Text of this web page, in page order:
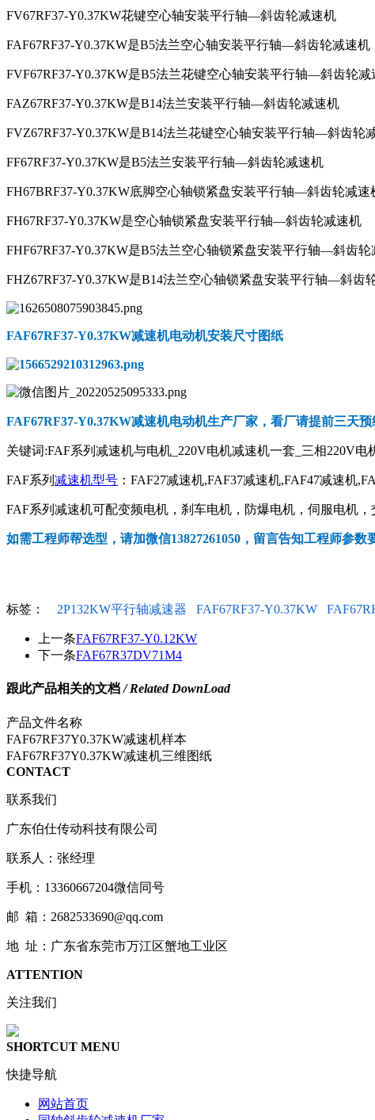
FV67RF37-Y0.37KW花键空心轴安装平行轴—斜齿轮减速机
FAF67RF37-Y0.37KW是B5法兰空心轴安装平行轴—斜齿轮减速机
FVF67RF37-Y0.37KW是B5法兰花键空心轴安装平行轴—斜齿轮减
FAZ67RF37-Y0.37KW是B14法兰安装平行轴—斜齿轮减速机
FVZ67RF37-Y0.37KW是B14法兰花键空心轴安装平行轴—斜齿轮
FF67RF37-Y0.37KW是B5法兰安装平行轴—斜齿轮减速机
FH67BRF37-Y0.37KW底脚空心轴锁紧盘安装平行轴—斜齿轮减速
FH67RF37-Y0.37KW是空心轴锁紧盘安装平行轴—斜齿轮减速机
FHF67RF37-Y0.37KW是B5法兰空心轴锁紧盘安装平行轴—斜齿轮
FHZ67RF37-Y0.37KW是B14法兰空心轴锁紧盘安装平行轴—斜齿
FAF67RF37-Y0.37KW减速机电动机安装尺寸图纸
FAF67RF37-Y0.37KW减速机电动机生产厂家，看厂请提前三天预
关键词:FAF系列减速机与电机_220V电机减速机一套_三相220V
FAF系列 减速机型号 ：FAF27减速机,FAF37减速机,FAF47减速机
FAF系列减速机可配变频电机，刹车电机，防爆电机，伺服电机
如需工程师帮选型，请加微信13827261050，留言告知工程师参数
标签： 2P132KW平行轴减速器 FAF67RF37-Y0.37KW
上一条FAF67RF37-Y0.12KW
下一条FAF67R37DV71M4
跟此产品相关的文档/ Related DownLoad
产品文件名称
FAF67RF37Y0.37KW减速机样本
FAF67RF37Y0.37KW减速机三维图纸
CONTACT
联系我们
广东伯仕传动科技有限公司
联系人：张经理
手机：13360667204微信同号
邮 箱：2682533690@qq.com
地 址：广东省东莞市万江区蟹地工业区
ATTENTION
关注我们
SHORTCUT MENU
快捷导航
网站首页